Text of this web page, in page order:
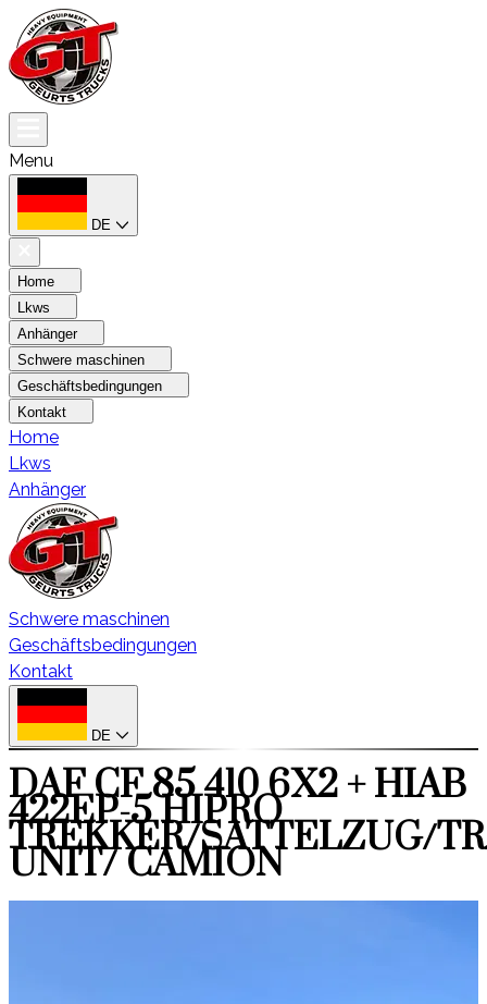
Menu
DE
Home
Lkws
Anhänger
Schwere maschinen
Geschäftsbedingungen
Kontakt
Home
Lkws
Anhänger
Schwere maschinen
Geschäftsbedingungen
Kontakt
DE
DAF CF 85 410 6X2 + HIAB
422EP-5 HIPRO
TREKKER/SATTELZUG/
UNIT/ CAMION